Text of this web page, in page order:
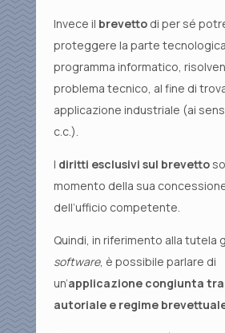
Invece il brevettodi per sé
proteggere la parte
programma informatico,
problema tecnico, al fine di
applicazione industriale (ai
c.c.).
I diritti esclusivi sul brevetto
momento della sua
dell’ufficio competente.
Quindi, in riferimento alla tutela
software, è possibile parlare di
un’applicazione congiunta
autoriale e regime